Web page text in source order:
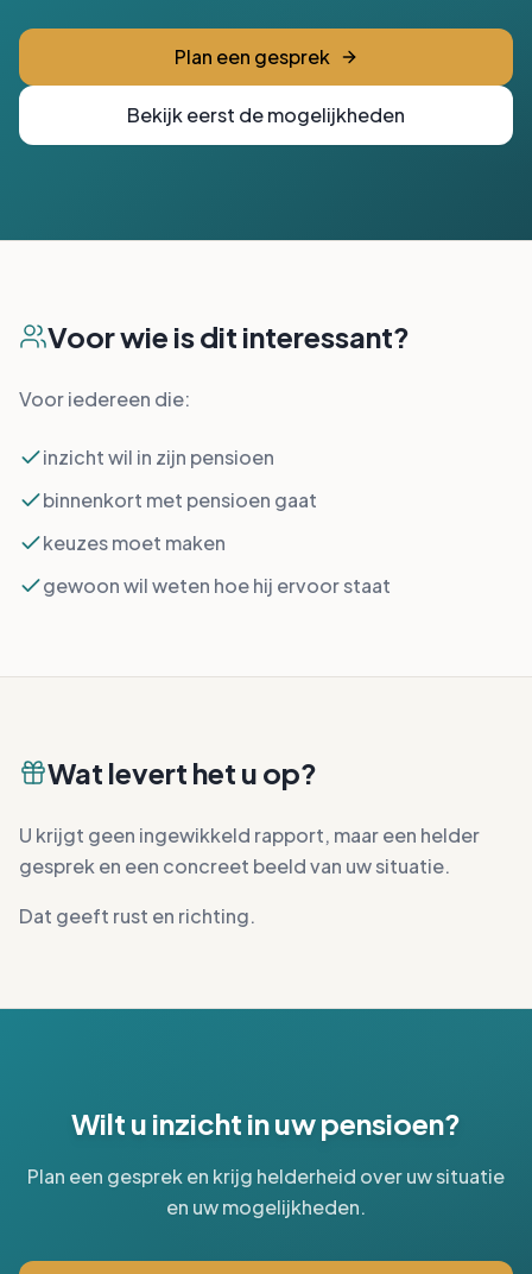
Plan een gesprek
Bekijk eerst de mogelijkheden
Voor wie is dit interessant?
Voor iedereen die:
inzicht wil in zijn pensioen
binnenkort met pensioen gaat
keuzes moet maken
gewoon wil weten hoe hij ervoor staat
Wat levert het u op?
U krijgt geen ingewikkeld rapport, maar een helder
gesprek en een concreet beeld van uw situatie.
Dat geeft rust en richting.
Wilt u inzicht in uw pensioen?
Plan een gesprek en krijg helderheid over uw situatie
en uw mogelijkheden.